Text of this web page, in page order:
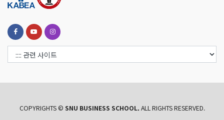
COPYRIGHTS © SNU BUSINESS SCHOOL. ALL RIGHTS RESERVED.